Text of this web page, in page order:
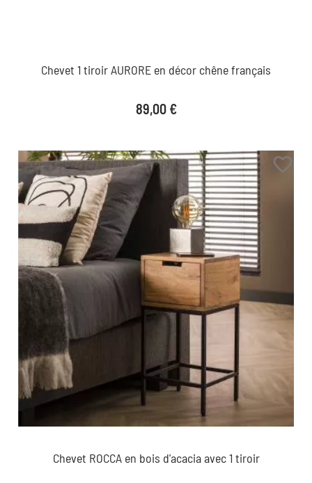
Chevet 1 tiroir AURORE en décor chêne français
Prix
89,00 €
favorite_border
Chevet ROCCA en bois d'acacia avec 1 tiroir